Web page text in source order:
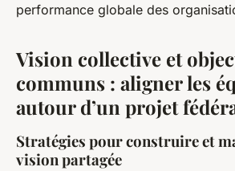
performance globale des
Vision collective et
communs : aligner les
autour d’un projet
Stratégies pour construire et
vision partagée